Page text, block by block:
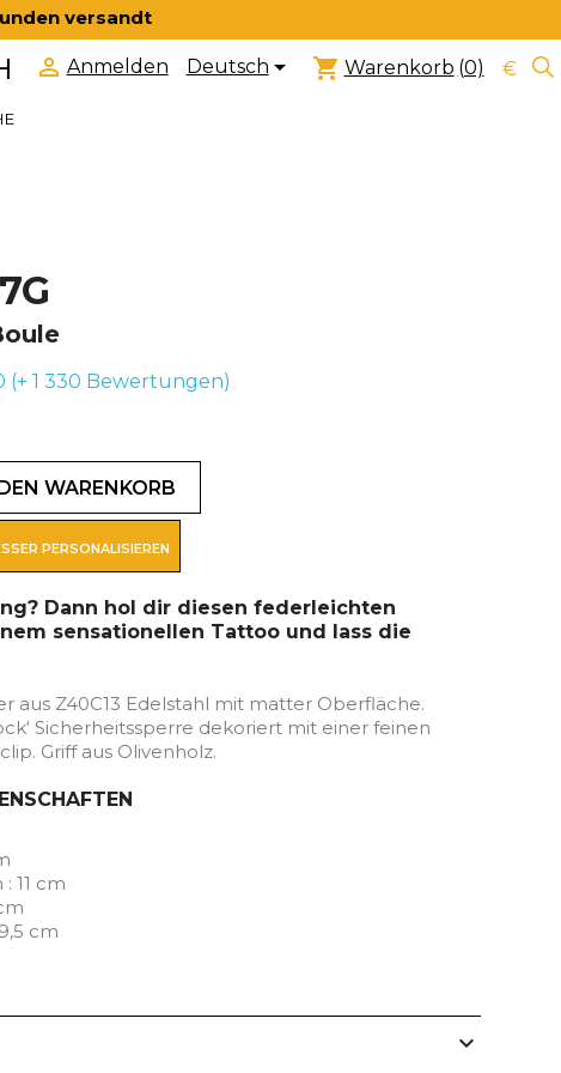
versandt
 Anmelden Deutsch shopping_cart Warenkorb (0) €
(+ 1 330 Bewertungen)
WARENKORB
PERSONALISIEREN
Dann hol dir diesen federleichten
sensationellen Tattoo und lass die
aus Z40C13 Edelstahl mit matter Oberfläche.
Sicherheitssperre dekoriert mit einer feinen
Griff aus Olivenholz.
11 cm
cm
expand_more